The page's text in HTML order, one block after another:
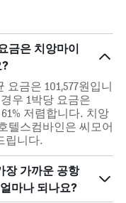
금은 치앙마이
금은 101,577원입니
우 1박당 요금은
저렴합니다. 치앙
텔스컴바인은 씨모어
립니다.
장 가까운 공항
마나 되나요?